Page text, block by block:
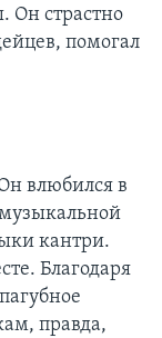
Он страстно
помогал
влюбился в
кантри.
Благодаря
правда,